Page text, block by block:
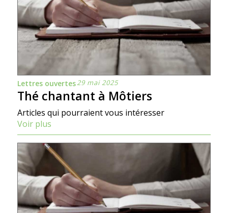
Lettres ouvertes29 mai 2025
Thé chantant à Môtiers
Articles qui pourraient vous intéresser
Voir plus